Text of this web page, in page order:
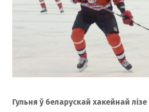
Гульня ў беларускай хакейнай